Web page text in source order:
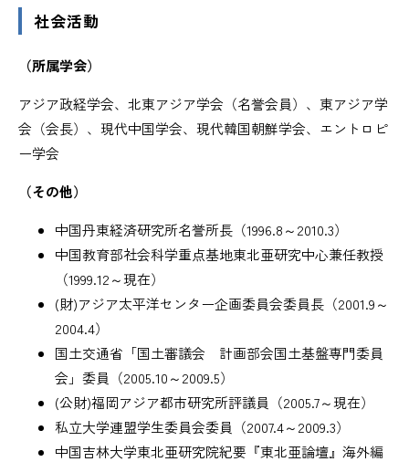
社会活動
（所属学会）
アジア政経学会、北東アジア学会（名誉会員）、東アジア学
会（会長）、現代中国学会、現代韓国朝鮮学会、エントロピ
ー学会
（その他）
中国丹東経済研究所名誉所長（1996.8～2010.3）
中国教育部社会科学重点基地東北亜研究中心兼任教授
（1999.12～現在）
(財)アジア太平洋センター企画委員会委員長（2001.9～
2004.4）
国土交通省「国土審議会 計画部会国土基盤専門委員
会」委員（2005.10～2009.5）
(公財)福岡アジア都市研究所評議員（2005.7～現在）
私立大学連盟学生委員会委員（2007.4～2009.3）
中国吉林大学東北亜研究院紀要『東北亜論壇』海外編